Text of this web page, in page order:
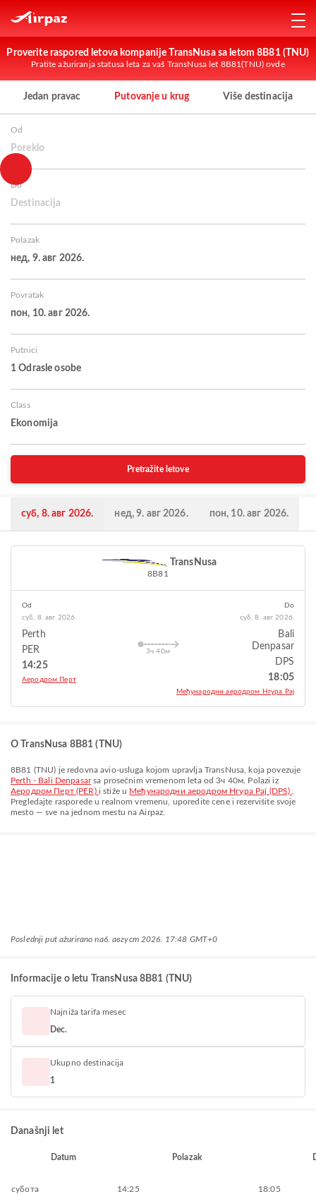
Proverite raspored letova kompanije TransNusa sa letom 8B81 (TNU)
Pratite ažuriranja statusa leta za vaš TransNusa let 8B81(TNU) ovde
Jedan pravac Putovanje u krug Više destinacija
Od
Poreklo
Do
Destinacija
Polazak
нед, 9. авг 2026.
Povratak
пон, 10. авг 2026.
Putnici
1 Odrasle osobe
Class
Ekonomija
Pretražite letove
суб, 8. авг 2026. нед, 9. авг 2026. пон, 10. авг 2026.
TransNusa
8B81
Od
суб, 8. авг 2026.
Perth
PER
14:25
Аеродром Перт
3ч 40м
Do
суб, 8. авг 2026.
Bali
Denpasar
DPS
18:05
Међународни аеродром Нгура Рај
O TransNusa 8B81 (TNU)
8B81 (TNU) je redovna avio-usluga kojom upravlja TransNusa , koja povezuje
Perth - Bali Denpasarsa prosečnim vremenom leta od3ч 40м . Polazi iz
Аеродром Перт (PER) i stiže u Међународни аеродром Нгура Рај (DPS)
Pregledajte rasporede u realnom vremenu, uporedite cene i rezervišite svoje
mesto — sve na jednom mestu na Airpaz.
Poslednji put ažurirano na6. август 2026. 17:48 GMT+0
Informacije o letu TransNusa 8B81 (TNU)
Najniža tarifa mesec
Dec.
Ukupno destinacija
1
Današnji let
Datum Polazak
субота
14:25
18:05